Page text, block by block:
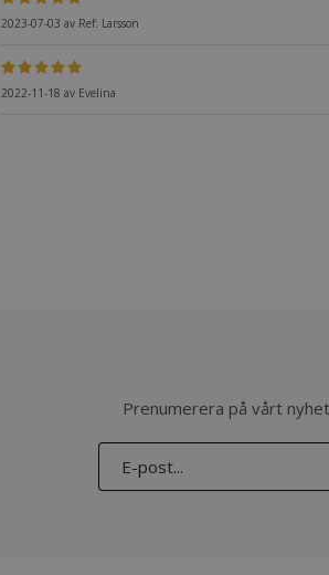
2023-07-03 av Ref: Larsson
2022-11-18 av Evelina
Prenumerera på vårt